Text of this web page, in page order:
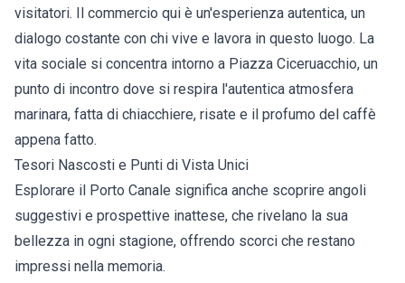
visitatori. Il commercio qui è un'esperienza autentica, un
dialogo costante con chi vive e lavora in questo luogo. La
vita sociale si concentra intorno a Piazza Ciceruacchio, un
punto di incontro dove si respira l'autentica atmosfera
marinara, fatta di chiacchiere, risate e il profumo del caffè
appena fatto.
Tesori Nascosti e Punti di Vista Unici
Esplorare il Porto Canale significa anche scoprire angoli
suggestivi e prospettive inattese, che rivelano la sua
bellezza in ogni stagione, offrendo scorci che restano
impressi nella memoria.